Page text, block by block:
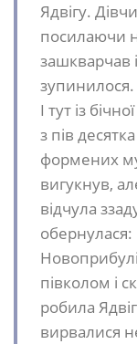
Ядвігу.
посилаючи
зашкварчав
зупинилося.
І тут із
з пів
формених
вигукнув,
відчула
обернулася:
півколом і
робила
вирвалися